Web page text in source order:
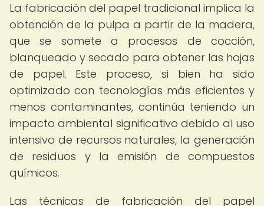
La fabricación del papel tradicional implica la
obtención de la pulpa a partir de la madera,
que se somete a procesos de cocción,
blanqueado y secado para obtener las hojas
de papel. Este proceso, si bien ha sido
optimizado con tecnologías más eficientes y
menos contaminantes, continúa teniendo un
impacto ambiental significativo debido al uso
intensivo de recursos naturales, la generación
de residuos y la emisión de compuestos
químicos.
Las técnicas de fabricación del papel